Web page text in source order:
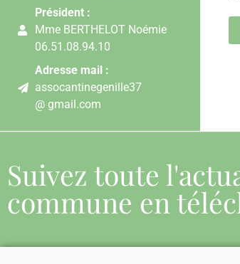
Président :
Mme BERTHELOT Noémie
06.51.08.94.10
Adresse mail :
assocantinegenille37
@ gmail.com
Suivez toute
commune en